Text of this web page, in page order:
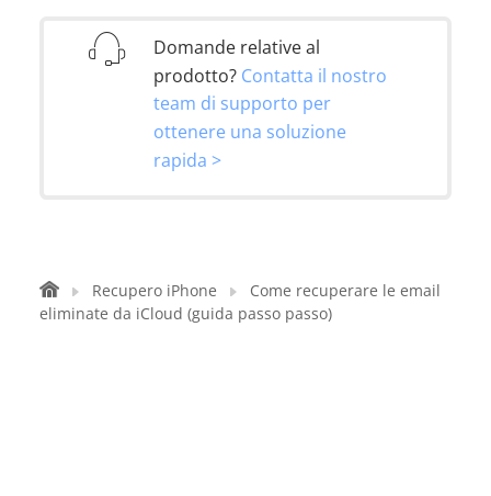
Domande relative al
prodotto? Contatta il nostro
team di supporto per
ottenere una soluzione
rapida >
Recupero iPhone
Come recuperare le email
eliminate da iCloud (guida passo passo)